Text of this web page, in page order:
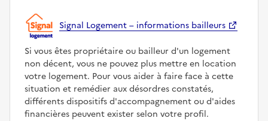
Signal Logement – informations bailleurs
Si vous êtes propriétaire ou bailleur d'un logement
non décent, vous ne pouvez plus mettre en location
votre logement. Pour vous aider à faire face à cette
situation et remédier aux désordres constatés,
différents dispositifs d'accompagnement ou d'aides
financières peuvent exister selon votre profil.